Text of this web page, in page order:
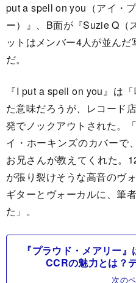
put a spell on you（アイ・
ー）』、B面が『Suzie Q（
ットはメンバー4人が並ん
だ。
『I put a spell on you』は
た意味だろうが、レコード
発でノックアウトされた。
イ・ホーキンズのカバーで
お兄さんが教えてくれた。
が張り裂けそうな高音のヴ
ギターとヴォーカルに、筆
た」。
『プラウド・メアリー』
CCRの魅力とは？
次の